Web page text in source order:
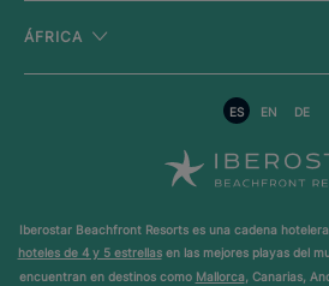
ÁFRICA
ES EN DE
Iberostar Beachfront Resorts es una cadena
hoteles de 4 y 5 estrellasen las mejores playas del
encuentran en destinos como Mallorca, Canarias,